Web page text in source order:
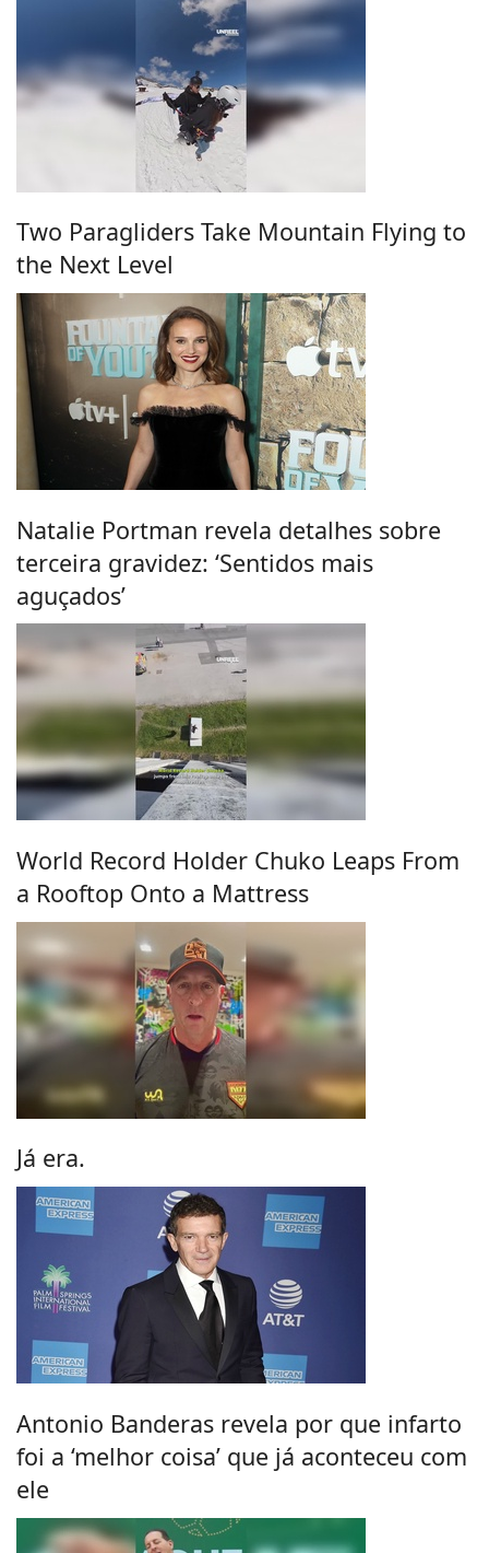
Two Paragliders Take Mountain Flying to
the Next Level
Natalie Portman revela detalhes sobre
terceira gravidez: ‘Sentidos mais
aguçados’
World Record Holder Chuko Leaps From
a Rooftop Onto a Mattress
Já era.
Antonio Banderas revela por que infarto
foi a ‘melhor coisa’ que já aconteceu com
ele